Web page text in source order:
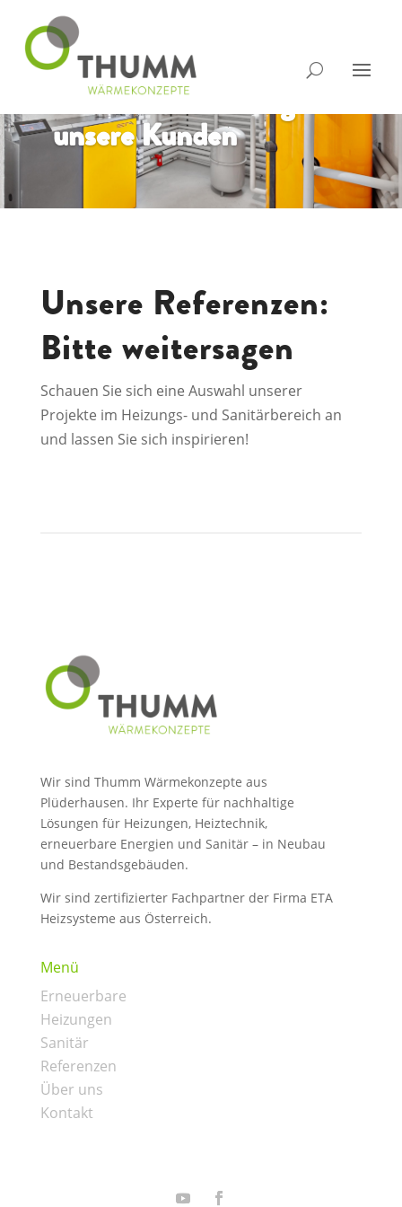
SEHEN SIE SELBST!
Referenzen: das sagen
unsere Kunden
Unsere Referenzen:
Bitte weitersagen
Schauen Sie sich eine Auswahl unserer
Projekte im Heizungs- und Sanitärbereich an
und lassen Sie sich inspirieren!
Wir sind Thumm Wärmekonzepte aus
Plüderhausen. Ihr Experte für nachhaltige
Lösungen für Heizungen, Heiztechnik,
erneuerbare Energien und Sanitär – in Neubau
und Bestandsgebäuden.
Wir sind zertifizierter Fachpartner der Firma ETA
Heizsysteme aus Österreich.
Menü
Erneuerbare
Heizungen
Sanitär
Referenzen
Über uns
Kontakt